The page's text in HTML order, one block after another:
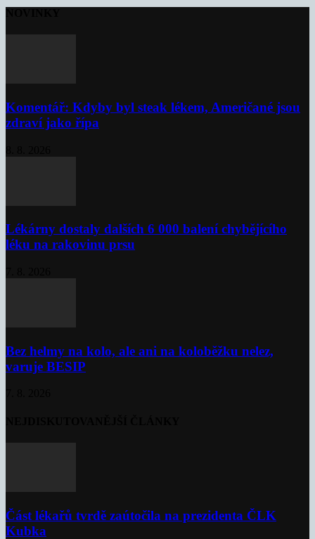
Komentář: Kdyby byl steak lékem, Američané jsou
zdraví jako řípa
Lékárny dostaly dalších 6 000 balení chybějícího
léku na rakovinu prsu
Bez helmy na kolo, ale ani na koloběžku nelez,
varuje BESIP
Část lékařů tvrdě zaútočila na prezidenta ČLK
Kubka